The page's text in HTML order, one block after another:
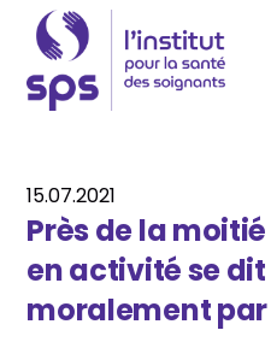
15.07.2021
Près de la
en activité se
moralement